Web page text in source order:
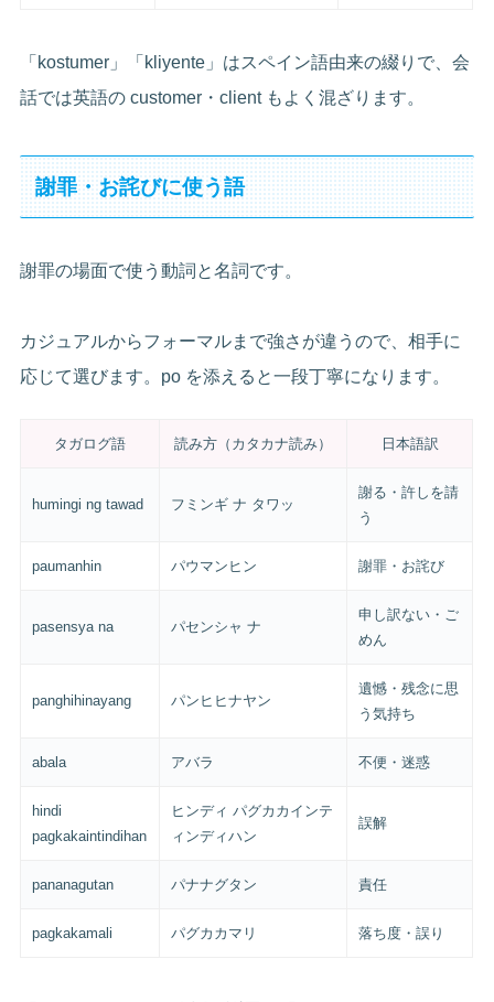
「kostumer」「kliyente」はスペイン語由来の綴りで、会
話では英語の customer・client もよく混ざります。
謝罪・お詫びに使う語
謝罪の場面で使う動詞と名詞です。
カジュアルからフォーマルまで強さが違うので、相手に
応じて選びます。po を添えると一段丁寧になります。
タガログ語 読み方（カタカナ読み） 日本語訳
humingi ng tawad フミンギ ナ タワッ
謝る・許しを請
う
paumanhin パウマンヒン 謝罪・お詫び
pasensya na パセンシャ ナ
申し訳ない・ご
めん
panghihinayang パンヒヒナヤン
遺憾・残念に思
う気持ち
abala アバラ 不便・迷惑
hindi
pagkakaintindihan
ヒンディ パグカカインテ
ィンディハン
誤解
pananagutan パナナグタン 責任
pagkakamali パグカカマリ 落ち度・誤り